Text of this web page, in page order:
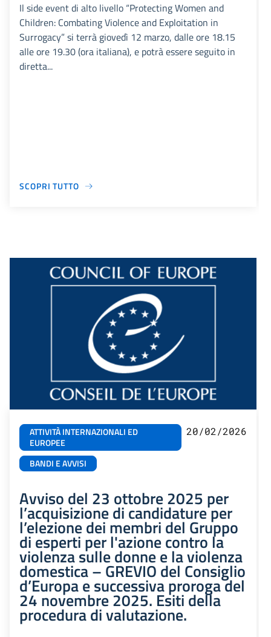
Il side event di alto livello “Protecting Women and
Children: Combating Violence and Exploitation in
Surrogacy” si terrà giovedì 12 marzo, dalle ore 18.15
alle ore 19.30 (ora italiana), e potrà essere seguito in
diretta...
SCOPRI TUTTO
ATTIVITÀ INTERNAZIONALI ED
EUROPEE
BANDI E AVVISI
20/02/2026
Avviso del 23 ottobre 2025 per
l’acquisizione di candidature per
l’elezione dei membri del Gruppo
di esperti per l'azione contro la
violenza sulle donne e la violenza
domestica – GREVIO del Consiglio
d’Europa e successiva proroga del
24 novembre 2025. Esiti della
procedura di valutazione.